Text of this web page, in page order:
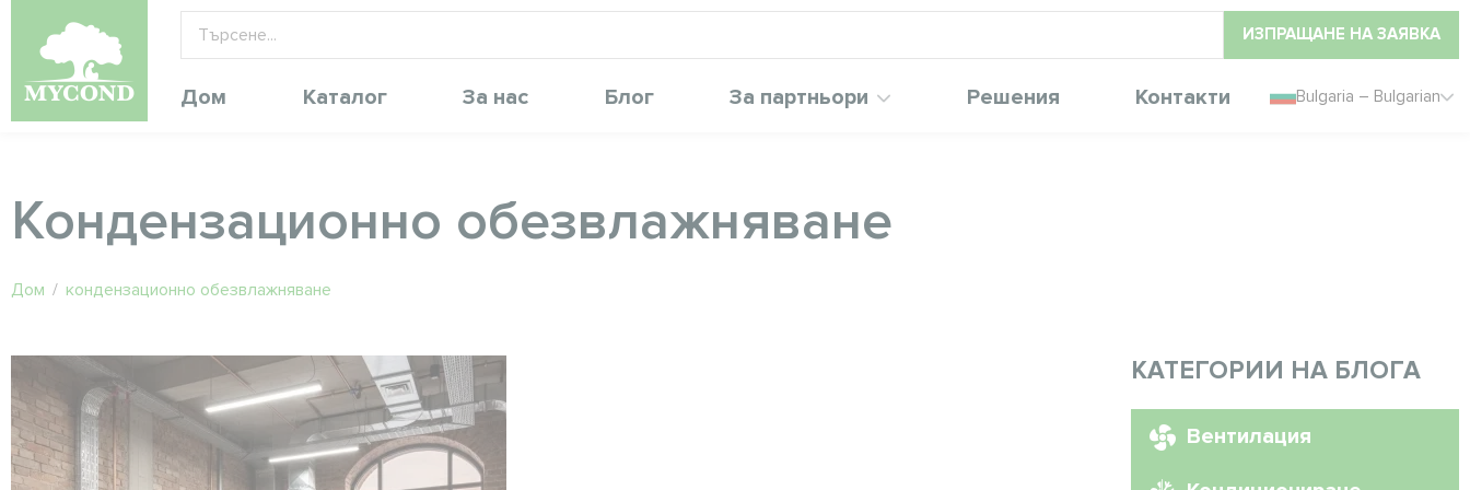
ИЗПРАЩАНЕ НА ЗАЯВКА
Дом Каталог За нас Блог За партньори Решения Контакти Bulgaria – Bulgarian
Кондензационно обезвлажняване
Дом / кондензационно обезвлажняване
КАТЕГОРИИ НА БЛОГА
Вентилация